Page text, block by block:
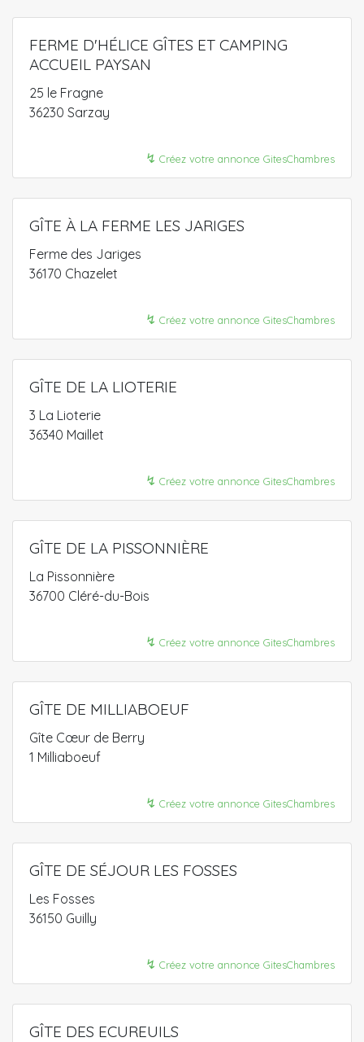
FERME D'HÉLICE GÎTES ET CAMPING
ACCUEIL PAYSAN
25 le Fragne
36230 Sarzay
↯ Créez votre annonce GitesChambres
GÎTE À LA FERME LES JARIGES
Ferme des Jariges
36170 Chazelet
↯ Créez votre annonce GitesChambres
GÎTE DE LA LIOTERIE
3 La Lioterie
36340 Maillet
↯ Créez votre annonce GitesChambres
GÎTE DE LA PISSONNIÈRE
La Pissonnière
36700 Cléré-du-Bois
↯ Créez votre annonce GitesChambres
GÎTE DE MILLIABOEUF
Gîte Cœur de Berry
1 Milliaboeuf
↯ Créez votre annonce GitesChambres
GÎTE DE SÉJOUR LES FOSSES
Les Fosses
36150 Guilly
↯ Créez votre annonce GitesChambres
GÎTE DES ECUREUILS